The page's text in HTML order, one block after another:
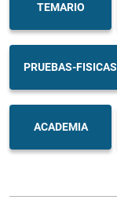
TEMARIO
PRUEBAS-FISICAS
ACADEMIA